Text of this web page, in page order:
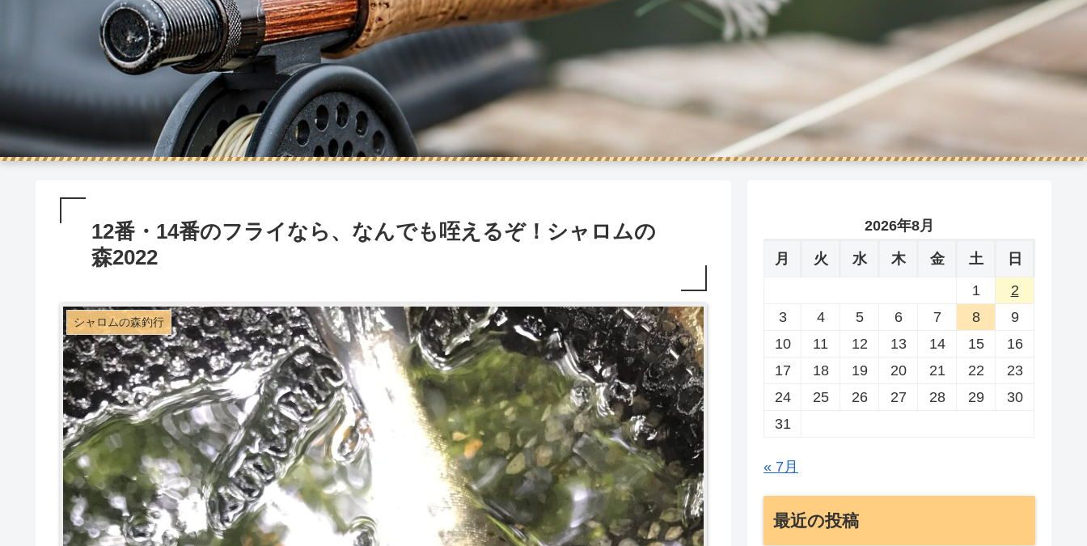
12番・14番のフライなら、なんでも咥えるぞ！シャロムの
森2022
シャロムの森釣行
2026年8月
月 火 水 木 金 土
日
1
2
3
4 5 6 7 8
9
10
11 12 13 14 15
16
17
18 19 20 21 22
23
24
25 26 27 28 29
30
31
« 7月
最近の投稿